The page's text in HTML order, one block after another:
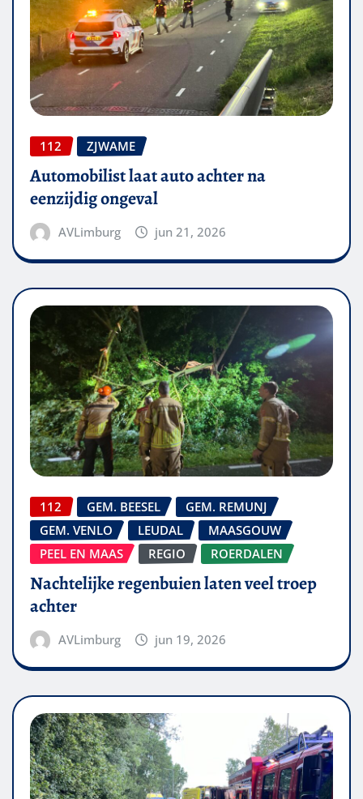
112 ZJWAME
Automobilist laat auto achter na
eenzijdig ongeval
AVLimburg jun 21, 2026
112 GEM. BEESEL
GEM. REMUNJ
GEM. VENLO
LEUDAL
MAASGOUW
PEEL EN MAAS
REGIO ROERDALEN
Nachtelijke regenbuien laten veel troep
achter
AVLimburg jun 19, 2026